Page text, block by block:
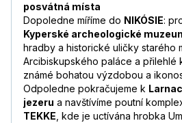
posvátná místa
Dopoledne míříme do NIKÓSIE:
Kyperské archeologické
hradby a historické uličky starého
Arcibiskupského paláce a přilehlé
známé bohatou výzdobou a
Odpoledne pokračujeme k
jezeru a navštívíme poutní
TEKKE , kde je uctívána hrobka